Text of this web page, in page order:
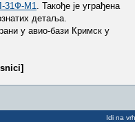
31Ф-М1. Такође је уграђена
детаља.
у авио-бази Кримск у
Idi na vrh